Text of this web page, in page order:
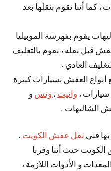
، كما أننا نقوم بنقلها بعد
يقوم بفهرسة الموبيليا
قبل نقله ، نقوم بالتغليف
العادي .
أنواع العفش بسيارات كبيرة
، وانيت ، ونش و
الشاليهات .
فني نقل عفش الكويت ،
حيث أننا وفرنا
و الأدوات اللازمة ،